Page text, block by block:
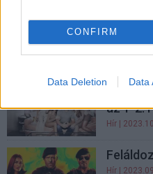
CONFIRM
Data Deletion Data
Hír|
az 1-2.
Hír |
Hír |